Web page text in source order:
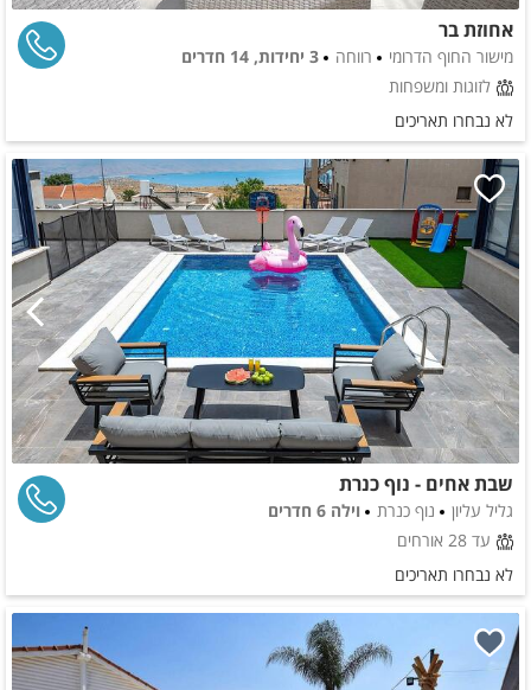
אחוזת בר
מישור החוף הדרומי רווחה
3 יחידות, 14 חדרים
לזוגות ומשפחות
לא נבחרו תאריכים
שבת אחים - נוף כנרת
גליל עליון נוף כנרת
וילה 6 חדרים
עד 28 אורחים
לא נבחרו תאריכים